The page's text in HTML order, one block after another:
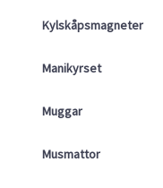
Kylskåpsmagneter
Manikyrset
Muggar
Musmattor